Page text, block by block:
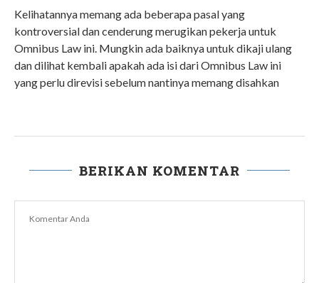
Kelihatannya memang ada beberapa pasal yang
kontroversial dan cenderung merugikan pekerja untuk
Omnibus Law ini. Mungkin ada baiknya untuk dikaji ulang
dan dilihat kembali apakah ada isi dari Omnibus Law ini
yang perlu direvisi sebelum nantinya memang disahkan
BERIKAN KOMENTAR